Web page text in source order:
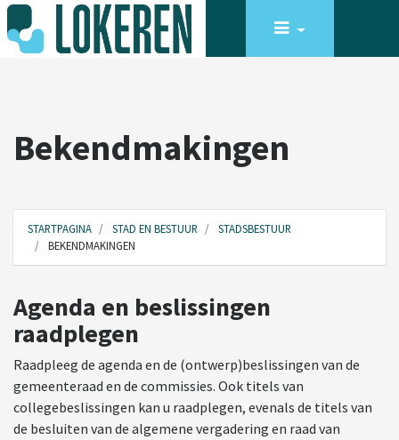
Bekendmakingen
STARTPAGINA STAD EN BESTUUR
STADSBESTUUR
BEKENDMAKINGEN
Agenda en beslissingen
raadplegen
Raadpleeg de agenda en de (ontwerp)beslissingen van de
gemeenteraad en de commissies. Ook titels van
collegebeslissingen kan u raadplegen, evenals de titels van
de besluiten van de algemene vergadering en raad van